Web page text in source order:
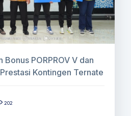
Bonus PORPROV V dan
Kontingen Ternate
202